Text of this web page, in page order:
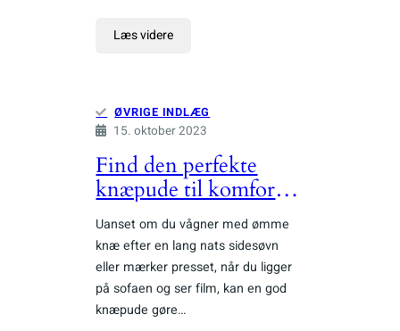
Læs videre
ØVRIGE INDLÆG
15. oktober 2023
Find den perfekte
knæpude til komfort i
hverdagen
Uanset om du vågner med ømme
knæ efter en lang nats sidesøvn
eller mærker presset, når du ligger
på sofaen og ser film, kan en god
knæpude gøre…